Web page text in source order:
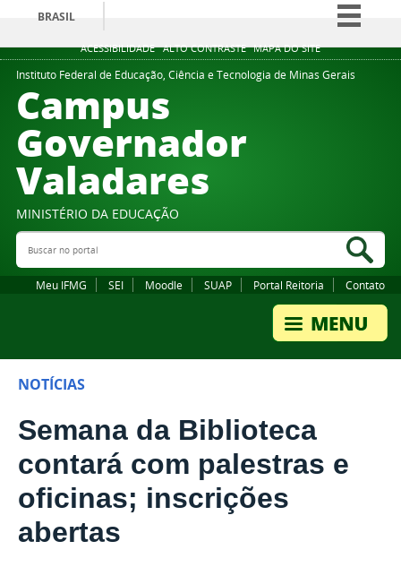
ACESSIBILIDADE ALTO CONTRASTE MAPA DO SITE
BRASIL
Simplifique!
Comunica BR
Instituto Federal de Educação, Ciência e Tecnologia de Minas Gerais
Campus
Governador
Valadares
MINISTÉRIO DA EDUCAÇÃO
Buscar no portal
Meu IFMG SEI Moodle SUAP Portal Reitoria Contato
NOTÍCIAS
Semana da Biblioteca
contará com palestras e
oficinas; inscrições
abertas